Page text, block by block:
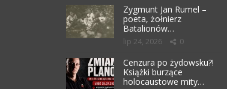
Zygmunt Jan Rumel –
poeta, żołnierz
Batalionów…
lip 24, 2026 0
Cenzura po żydowsku?!
Książki burzące
holocaustowe mity…